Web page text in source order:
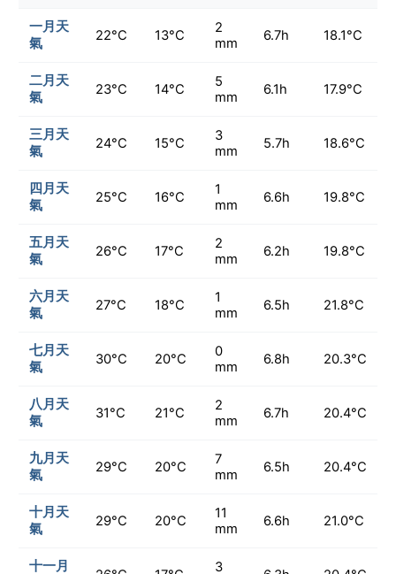
一月天
氣
22°C 13°C
2
mm
6.7h 18.1°C
二月天
氣
23°C 14°C
5
mm
6.1h 17.9°C
三月天
氣
24°C 15°C
3
mm
5.7h 18.6°C
四月天
氣
25°C 16°C
1
mm
6.6h 19.8°C
五月天
氣
26°C 17°C
2
mm
6.2h 19.8°C
六月天
氣
27°C 18°C
1
mm
6.5h 21.8°C
七月天
氣
30°C 20°C
0
mm
6.8h 20.3°C
八月天
氣
31°C 21°C
2
mm
6.7h 20.4°C
九月天
氣
29°C 20°C
7
mm
6.5h 20.4°C
十月天
氣
29°C 20°C
11
mm
6.6h 21.0°C
十一月 3